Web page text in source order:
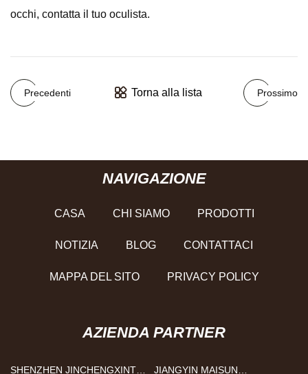
occhi, contatta il tuo oculista.
Precedenti Torna alla lista Prossimo
NAVIGAZIONE
CASA CHI SIAMO PRODOTTI
NOTIZIA BLOG CONTATTACI
MAPPA DEL SITO PRIVACY POLICY
AZIENDA PARTNER
SHENZHEN JINCHENGXINTAI JIANGYIN MAISUN